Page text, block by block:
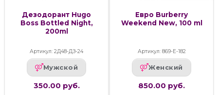
Дезодорант Hugo
Boss Bottled Night,
200ml
Артикул: 2Д48-ДЗ-24
Мужской
350.00 руб.
Евро Burberry
Weekend New, 100 ml
Артикул: 869-Е-182
Женский
850.00 руб.